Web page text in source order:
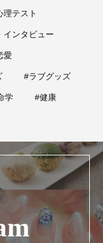
理テスト
インタビュー
愛
#ラブグッズ
学 #健康